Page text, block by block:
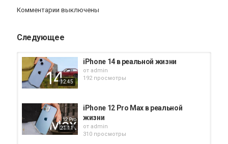
Комментарии выключены
Следующее
12:45
iPhone 14 в реальной жизни
от admin
192 просмотры
21:11
iPhone 12 Pro Max в реальной
жизни
от admin
310 просмотры